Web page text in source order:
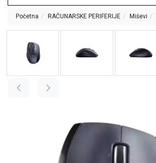
TEHNIKA
OPREMA
AUDIO,
VIDEO
Početna RAČUNARSKE PERIFERIJE Miševi